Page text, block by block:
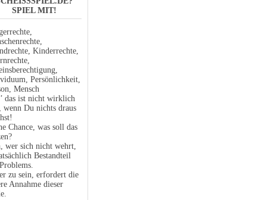
PIEL MIT!
Kinderrechte,
Persönlichkeit,
Mensch
das ist nicht wirklich
wenn Du nichts draus
Chance, was soll das
wer sich nicht wehrt,
Bestandteil
zu sein, erfordert die
Annahme dieser